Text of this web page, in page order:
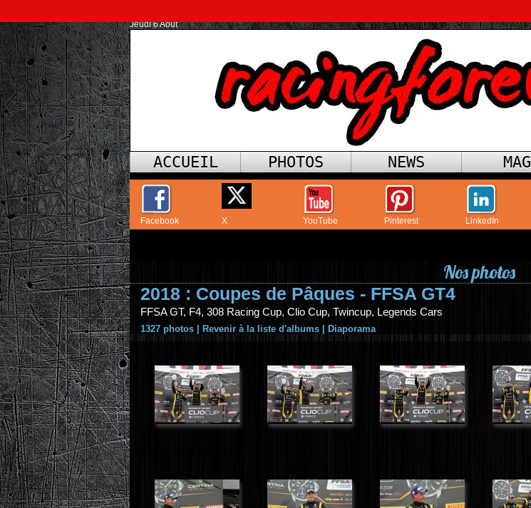
Jeudi 6 Août
ACCUEIL PHOTOS NEWS MAG
Facebook X YouTube Pinterest LinkedIn
Nos photos
2018 : Coupes de Pâques - FFSA GT4
FFSA GT, F4, 308 Racing Cup, Clio Cup, Twincup, Legends Cars
1327 photos Revenir à la liste d'albums Diaporama